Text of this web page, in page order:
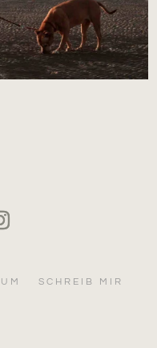
SCHREIB MIR